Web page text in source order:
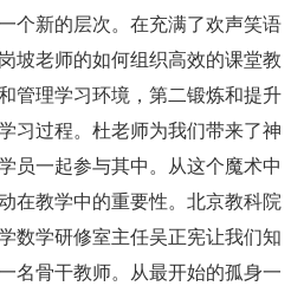
个新的层次。在充满了欢声笑语
坡老师的如何组织高效的课堂教
管理学习环境，第二锻炼和提升
习过程。杜老师为我们带来了神
员一起参与其中。从这个魔术中
在教学中的重要性。北京教科院
数学研修室主任吴正宪让我们知
名骨干教师。从最开始的孤身一